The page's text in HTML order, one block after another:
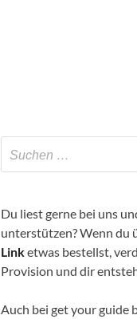
Du liest gerne bei uns
unterstützen? Wenn du
Linketwas bestellst,
Provision und dir
Auch bei get your guide